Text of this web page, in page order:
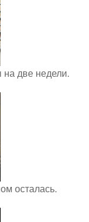
две недели.
осталась.